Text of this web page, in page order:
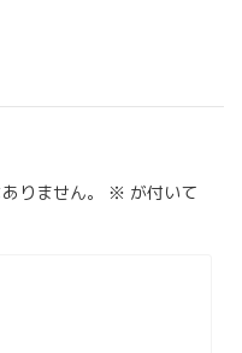
りません。 ※ が付いて